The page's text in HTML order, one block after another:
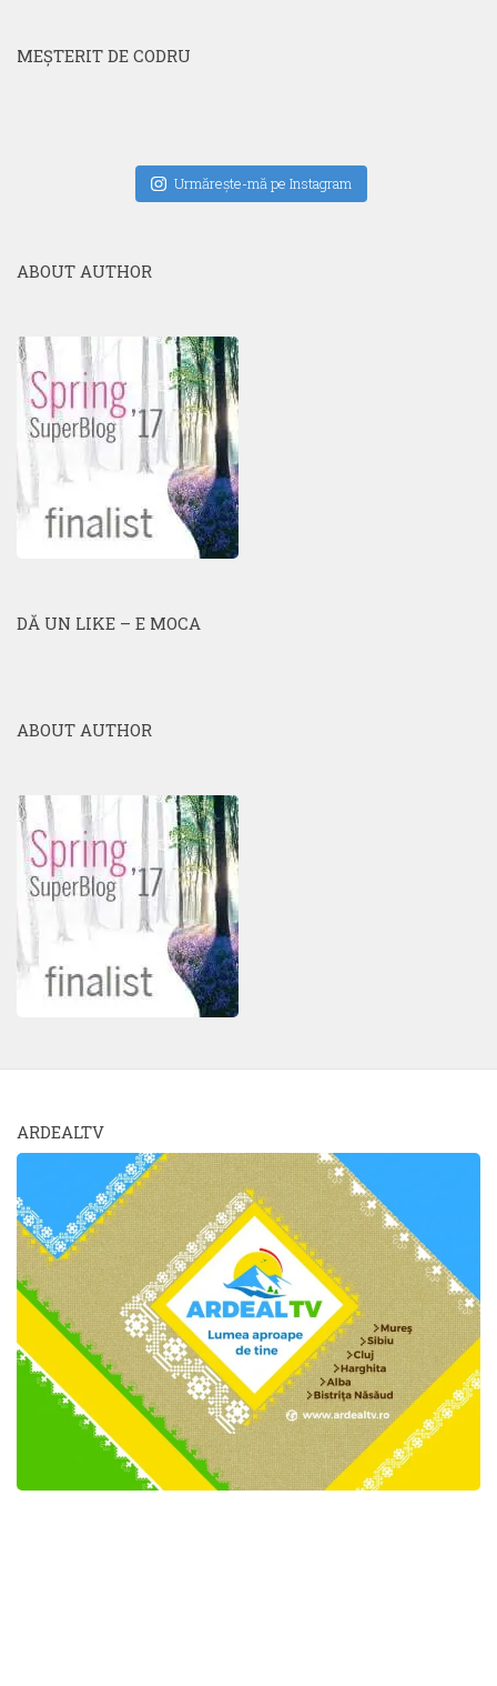
MEŞTERIT DE CODRU
Urmăreşte-mă pe Instagram
ABOUT AUTHOR
DĂ UN LIKE – E MOCA
ABOUT AUTHOR
ARDEALTV